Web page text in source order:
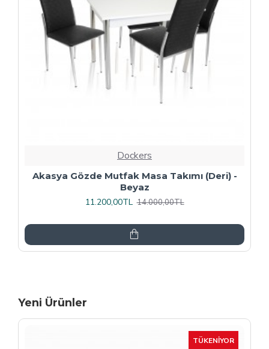
Dockers
Premıum - Gözde Mutfak Masa Takımı -
Füme
13.600,00TL 17.000,00TL
Yeni Ürünler
-15 %